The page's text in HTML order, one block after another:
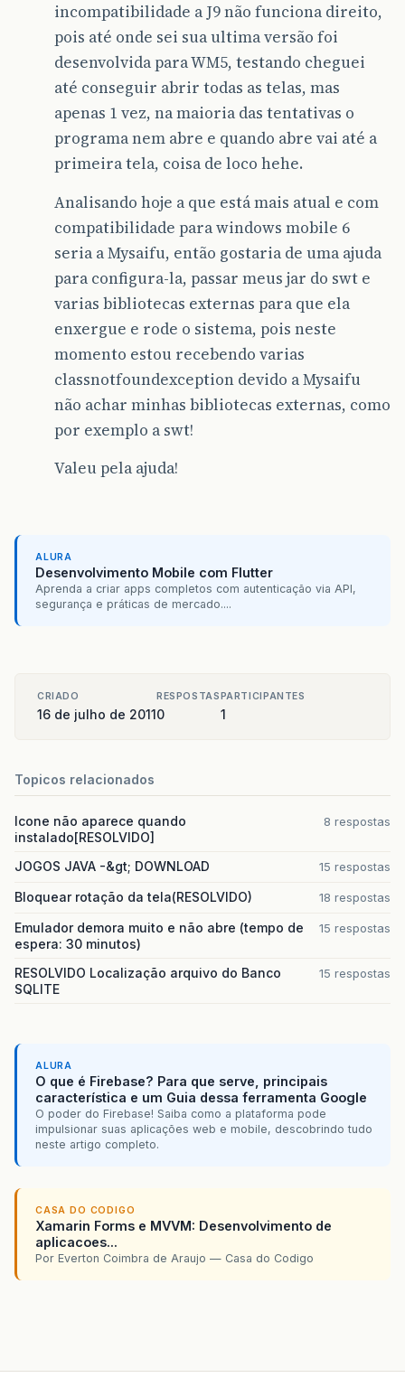
incompatibilidade a J9 não funciona direito,
pois até onde sei sua ultima versão foi
desenvolvida para WM5, testando cheguei
até conseguir abrir todas as telas, mas
apenas 1 vez, na maioria das tentativas o
programa nem abre e quando abre vai até a
primeira tela, coisa de loco hehe.
Analisando hoje a que está mais atual e com
compatibilidade para windows mobile 6
seria a Mysaifu, então gostaria de uma ajuda
para configura-la, passar meus jar do swt e
varias bibliotecas externas para que ela
enxergue e rode o sistema, pois neste
momento estou recebendo varias
classnotfoundexception devido a Mysaifu
não achar minhas bibliotecas externas, como
por exemplo a swt!
Valeu pela ajuda!
ALURA
Desenvolvimento Mobile com Flutter
Aprenda a criar apps completos com autenticação via API,
segurança e práticas de mercado....
CRIADO
16 de julho de 2011
RESPOSTAS
0
PARTICIPANTES
1
Topicos relacionados
Icone não aparece quando
instalado[RESOLVIDO]
8 respostas
JOGOS JAVA -&gt; DOWNLOAD 15 respostas
Bloquear rotação da tela(RESOLVIDO) 18 respostas
Emulador demora muito e não abre (tempo de
espera: 30 minutos)
15 respostas
RESOLVIDO Localização arquivo do Banco
SQLITE
15 respostas
ALURA
O que é Firebase? Para que serve, principais
característica e um Guia dessa ferramenta Google
O poder do Firebase! Saiba como a plataforma pode
impulsionar suas aplicações web e mobile, descobrindo tudo
neste artigo completo.
CASA DO CODIGO
Xamarin Forms e MVVM: Desenvolvimento de
aplicacoes...
Por Everton Coimbra de Araujo — Casa do Codigo